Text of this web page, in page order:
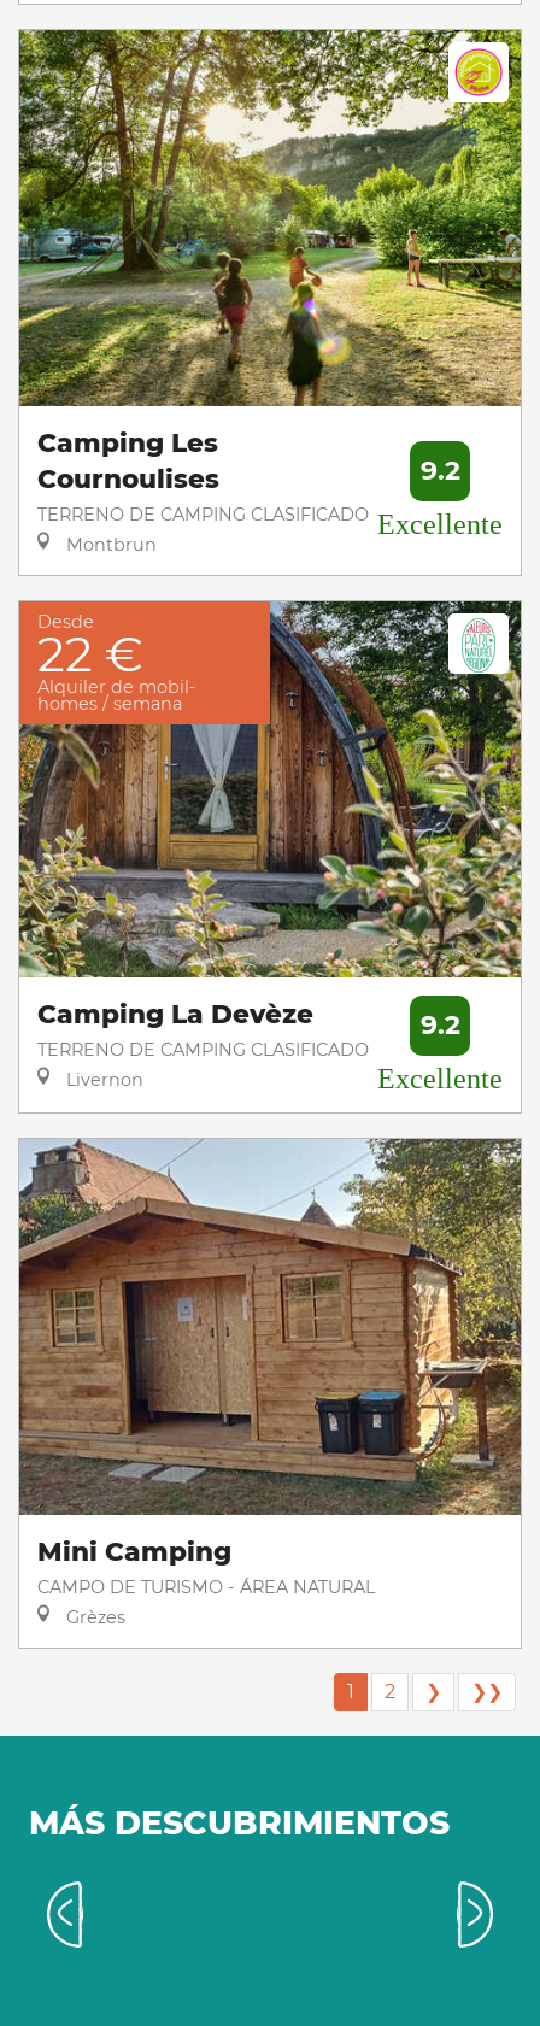
Camping Les
Cournoulises
TERRENO DE CAMPING CLASIFICADO
Montbrun
9.2
Excellente
Desde
22 €
Alquiler de mobil-
homes / semana
Camping La Devèze
TERRENO DE CAMPING CLASIFICADO
Livernon
9.2
Excellente
Mini Camping
CAMPO DE TURISMO - ÁREA NATURAL
Grèzes
1 2 ❯ ❯❯
MÁS DESCUBRIMIENTOS
Camping Le Célé en Saint Sulpice